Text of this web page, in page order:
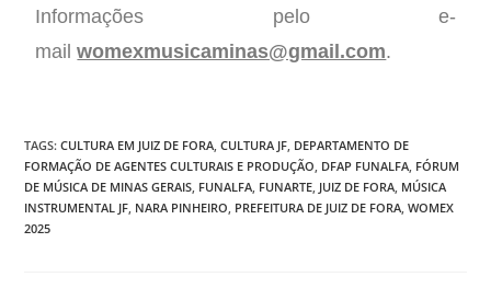
Informações pelo e-
mailwomexmusicaminas@gmail.com.
TAGS:CULTURA EM JUIZ DE FORA, CULTURA JF, DEPARTAMENTO DE
FORMAÇÃO DE AGENTES CULTURAIS E PRODUÇÃO, DFAP FUNALFA, FÓRUM
DE MÚSICA DE MINAS GERAIS, FUNALFA, FUNARTE, JUIZ DE FORA, MÚSICA
INSTRUMENTAL JF, NARA PINHEIRO, PREFEITURA DE JUIZ DE FORA, WOMEX
2025